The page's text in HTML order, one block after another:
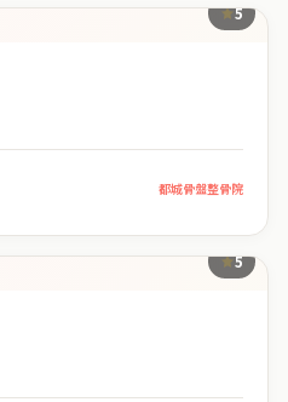
5
都城骨盤整骨院
5